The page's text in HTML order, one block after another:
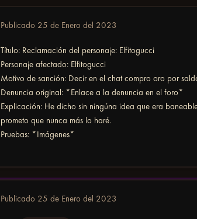
Publicado 25 de Enero del 2023
Título: Reclamación del personaje: Elfitogucci
Personaje afectado: Elfitogucci
Motivo de sanción: Decir en el chat compro oro por
Denuncia original: *Enlace a la denuncia en el foro*
Explicación: He dicho sin ningúna idea que era
prometo que nunca más lo haré.
Pruebas: *Imágenes*
Publicado 25 de Enero del 2023